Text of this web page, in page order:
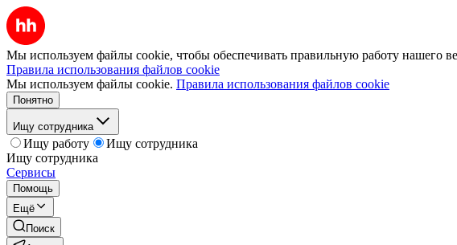
Мы используем файлы cookie, чтобы обеспечивать правильную работу нашего
Правила использования файлов cookie
Мы используем файлы cookie. Правила использования файлов cookie
Понятно
Ищу сотрудника
Ищу работу
Ищу сотрудника
Ищу сотрудника
Сервисы
Помощь
Ещё
Поиск